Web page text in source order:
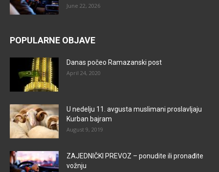
June 22, 2026
POPULARNE OBJAVE
Danas počeo Ramazanski post
April 24, 2020
U nedelju 11. avgusta muslimani proslavljaju
Kurban bajram
August 9, 2019
ZAJEDNIČKI PREVOZ – ponudite ili pronađite
vožnju